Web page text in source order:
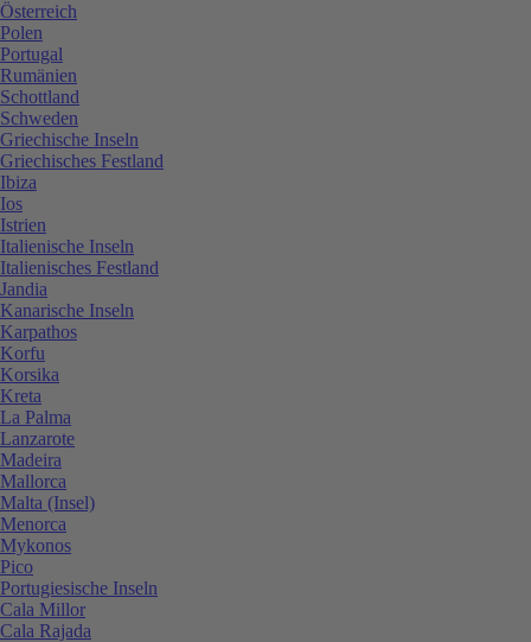
Österreich
Polen
Portugal
Rumänien
Schottland
Schweden
Griechische Inseln
Griechisches Festland
Ibiza
Ios
Istrien
Italienische Inseln
Italienisches Festland
Jandia
Kanarische Inseln
Karpathos
Korfu
Korsika
Kreta
La Palma
Lanzarote
Madeira
Mallorca
Malta (Insel)
Menorca
Mykonos
Pico
Portugiesische Inseln
Cala Millor
Cala Rajada